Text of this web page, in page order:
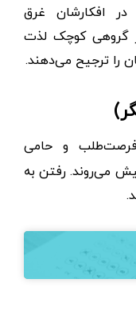
افکارشان غرق
گروهی کوچک لذت
را ترجیح می‌دهند.
و حامی
می‌روند. رفتن به